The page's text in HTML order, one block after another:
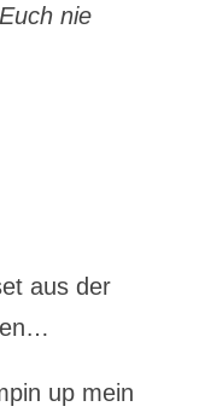
nie
aus der
up mein